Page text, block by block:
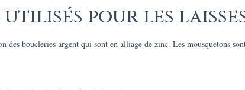
pour les
des boucleries argent qui sont en alliage de zinc. Les mousquetons